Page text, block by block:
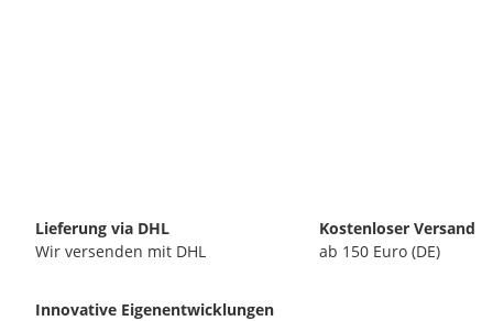
Lieferung via DHL
Wir versenden mit DHL
Kostenloser Versand
ab 150 Euro (DE)
Innovative Eigenentwicklungen